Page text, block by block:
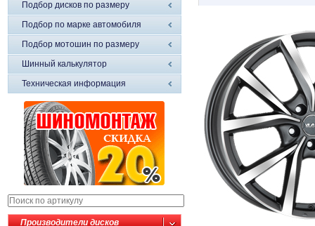
Подбор дисков по размеру
Подбор по марке автомобиля
Подбор мотошин по размеру
Шинный калькулятор
Техническая информация
Производители дисков